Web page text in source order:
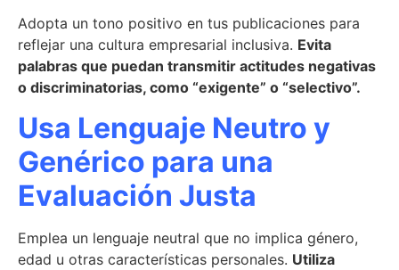
Adopta un tono positivo en tus publicaciones para
reflejar una cultura empresarial inclusiva. Evita
palabras que puedan transmitir actitudes negativas
o discriminatorias, como “exigente” o “selectivo”.
Usa Lenguaje Neutro y
Genérico para una
Evaluación Justa
Emplea un lenguaje neutral que no implica género,
edad u otras características personales. Utiliza